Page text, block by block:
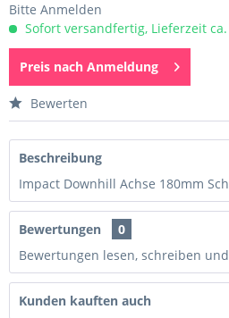
Bitte Anmelden
Sofort versandfertig, Lieferzeit
Preis nach Anmeldung
Bewerten
Beschreibung
Impact Downhill Achse 180mm
Bewertungen
0
Bewertungen lesen, schreiben
Kunden kauften auch